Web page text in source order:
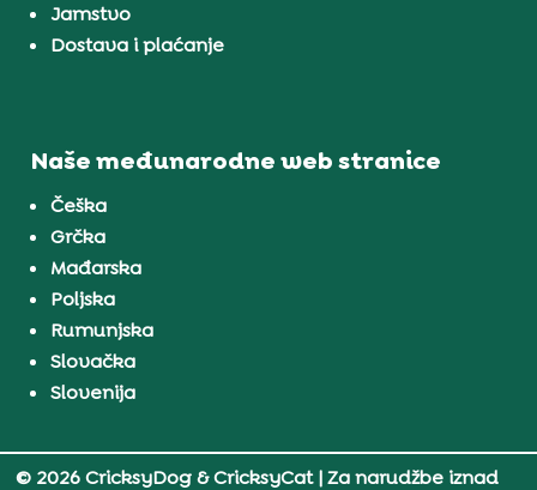
Jamstvo
Dostava i plaćanje
Naše međunarodne web stranice
Češka
Grčka
Mađarska
Poljska
Rumunjska
Slovačka
Slovenija
© 2026 CricksyDog & CricksyCat| Za narudžbe iznad